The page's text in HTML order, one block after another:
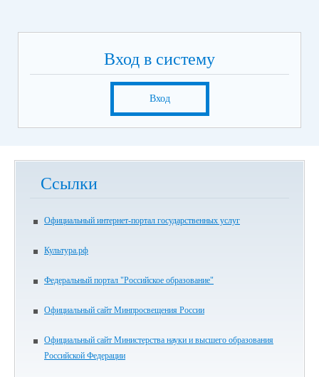
Вход в систему
Вход
Ссылки
Официальный интернет-портал государственных услуг
Культура.рф
Федеральный портал "Российское образование"
Официальный сайт Минпросвещения России
Официальный сайт Министерства науки и высшего образования
Российской Федерации